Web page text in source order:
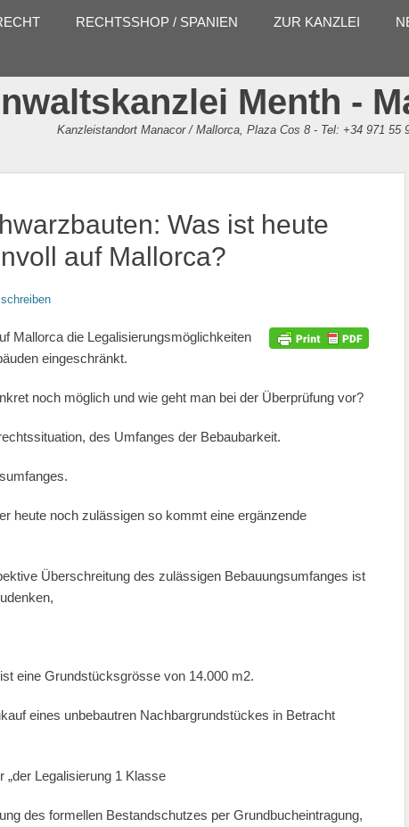
RECHTSSHOP / SPANIEN ZUR KANZLEI
Menth -
Kanzleistandort Manacor / Mallorca, Plaza Cos 8 - Tel: +34 971 55
Was ist heute
auf Mallorca?
Mallorca die Legalisierungsmöglichkeiten
eingeschränkt.
noch möglich und wie geht man bei der Überprüfung vor?
des Umfanges der Bebaubarkeit.
heute noch zulässigen so kommt eine ergänzende
Überschreitung des zulässigen Bebauungsumfanges ist
eine Grundstücksgrösse von 14.000 m2.
eines unbebautren Nachbargrundstückes in Betracht
„der Legalisierung 1 Klasse
des formellen Bestandschutzes per Grundbucheintragung,